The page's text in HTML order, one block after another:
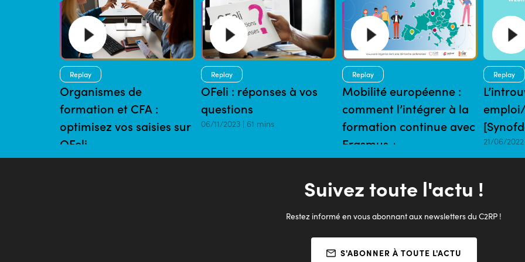
Replay
Organismes de
formation et CFA :
optimisez vos saisies sur
OFeli
29/01/2024 | 80 mins
Replay
OFeli : réponses à vos
questions
06/11/2023 | 61 mins
Replay
Mobilité européenne :
comment l’intégrer à la
formation continue avec
Erasmus +
01/06/2023 | 85 mins
Replay
21/06/
Suivez toute l'actu !
Restez informé en vous abonnant aux newsletters du C2RP !
S'ABONNER À TOUTE L'ACTU